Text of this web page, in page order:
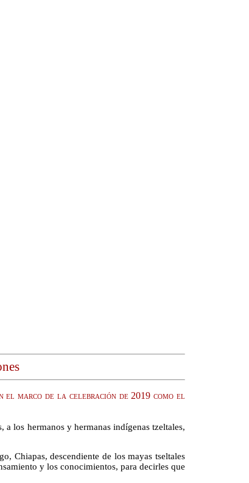
el marco de la celebración de 2019 como el
a los hermanos y hermanas indígenas tzeltales,
Chiapas, descendiente de los mayas tseltales
y los conocimientos, para decirles que